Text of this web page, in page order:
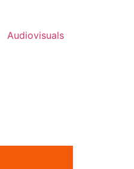
Audiovisuals